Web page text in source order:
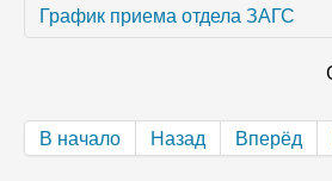
График приема отдела ЗАГС
В начало Назад Вперёд